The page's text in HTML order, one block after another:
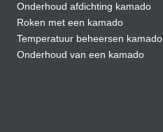
Onderhoud afdichting kamado
Roken met een kamado
Temperatuur beheersen kamado
Onderhoud van een kamado